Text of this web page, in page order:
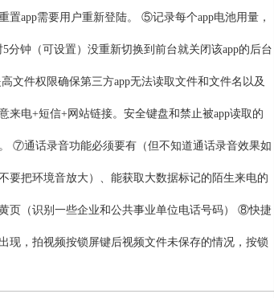
app需要用户重新登陆。 ⑤记录每个app电池用量，
分钟（可设置）没重新切换到前台就关闭该app的后台
文件权限确保第三方app无法读取文件和文件名以及
电+短信+网站链接。安全键盘和禁止被app读取的
⑦通话录音功能必须要有（但不知道通话录音效果如
要把环境音放大）、能获取大数据标记的陌生来电的
页（识别一些企业和公共事业单位电话号码） ⑧快捷
现，拍视频按锁屏键后视频文件未保存的情况，按锁